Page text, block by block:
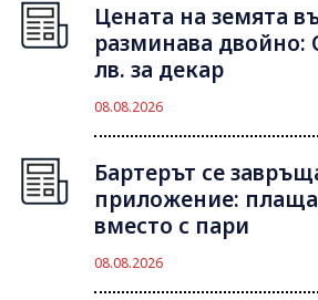
Цената на земята
разминава двойно:
лв. за декар
08.08.2026
Бартерът се
приложение:
вместо с пари
08.08.2026